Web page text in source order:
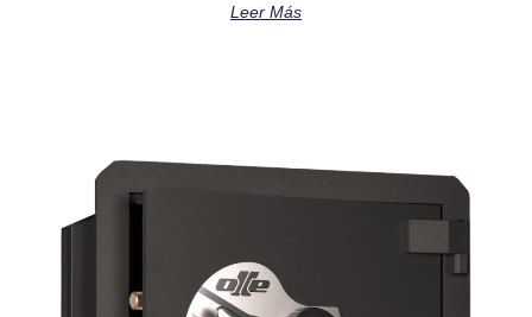
Leer Más